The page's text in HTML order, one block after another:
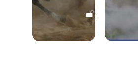
LECTURE
LIBRE